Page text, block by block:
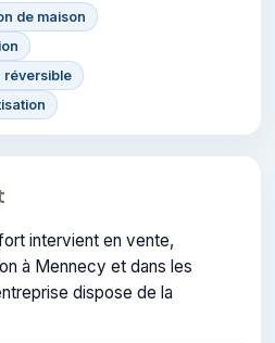
de maison
réversible
intervient en vente,
à Mennecy et dans les
dispose de la